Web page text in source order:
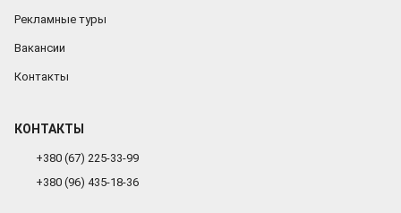
Рекламные туры
Вакансии
Контакты
КОНТАКТЫ
+380 (67) 225-33-99
+380 (96) 435-18-36